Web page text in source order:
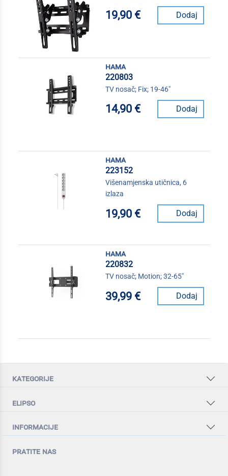
19,90 € Dodaj
hama
220803
TV nosač; Fix; 19-46"
14,90 € Dodaj
hama
223152
Višenamjenska utičnica, 6
izlaza
19,90 € Dodaj
hama
220832
TV nosač; Motion; 32-65"
39,99 € Dodaj
kategorije
elipso
informacije
pratite nas